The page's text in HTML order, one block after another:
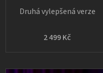
2 499 Kč
Druhá vylepšená verze